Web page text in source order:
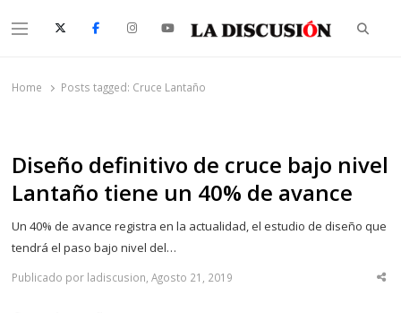
Menu
Home Posts tagged: Cruce Lantaño
Diseño definitivo de cruce bajo nivel
Lantaño tiene un 40% de avance
Un 40% de avance registra en la actualidad, el estudio de diseño que
tendrá el paso bajo nivel del…
Publicado por ladiscusion, Agosto 21, 2019